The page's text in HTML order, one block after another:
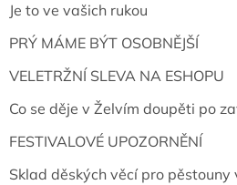
Je to ve vašich rukou
PRÝ MÁME BÝT OSOBNĚJŠÍ
VELETRŽNÍ SLEVA NA ESHOPU
Co se děje v Želvím doupěti po
FESTIVALOVÉ UPOZORNĚNÍ
Sklad děských věcí pro pěstouny